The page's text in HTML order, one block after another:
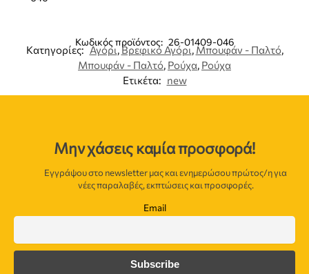
Κωδικός προϊόντος: 26-01409-046
Κατηγορίες: Αγόρι,Βρεφικό Αγόρι, Μπουφάν - Παλτό,
Μπουφάν - Παλτό, Ρούχα, Ρούχα
Ετικέτα: new
Μην χάσεις καμία προσφορά!
Εγγράψου στο newsletter μας και ενημερώσου πρώτος/η για
νέες παραλαβές, εκπτώσεις και προσφορές.
Email